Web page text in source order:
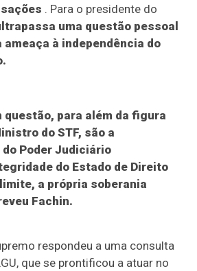
. Para o presidente do
uma questão pessoal
ameaça à independência do
questão, para além da figura
do STF, são a
Poder Judiciário
do Estado de Direito
a própria soberania
Fachin.
respondeu a uma consulta
que se prontificou a atuar no